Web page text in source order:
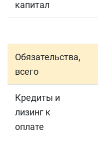
капитал
Обязательства,
всего
Кредиты и
лизинг к
оплате